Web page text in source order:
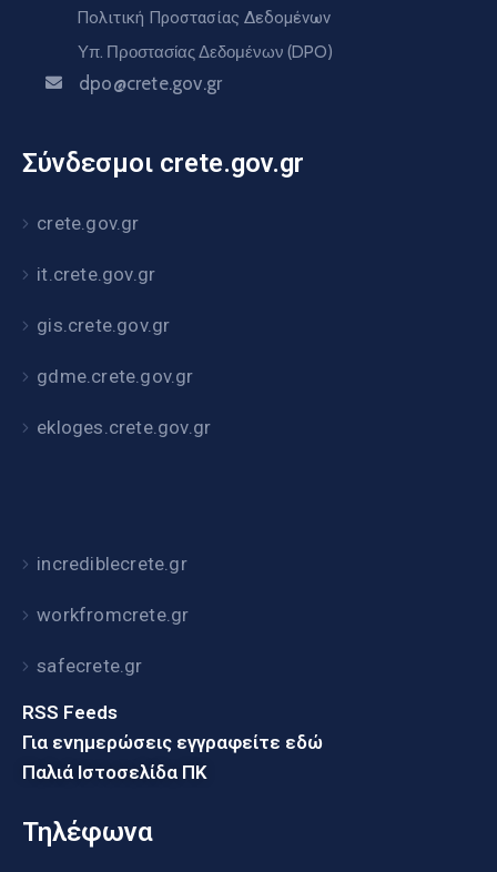
Πολιτική Προστασίας Δεδομένων
Υπ. Προστασίας Δεδομένων (DPO)
dpo@crete.gov.gr
Σύνδεσμοι crete.gov.gr
crete.gov.gr
it.crete.gov.gr
gis.crete.gov.gr
gdme.crete.gov.gr
ekloges.crete.gov.gr
incrediblecrete.gr
workfromcrete.gr
safecrete.gr
RSS Feeds
Για ενημερώσεις εγγραφείτε εδώ
Παλιά Ιστοσελίδα ΠΚ
Τηλέφωνα